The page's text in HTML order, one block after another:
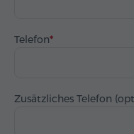
Telefon
Zusätzliches Telefon